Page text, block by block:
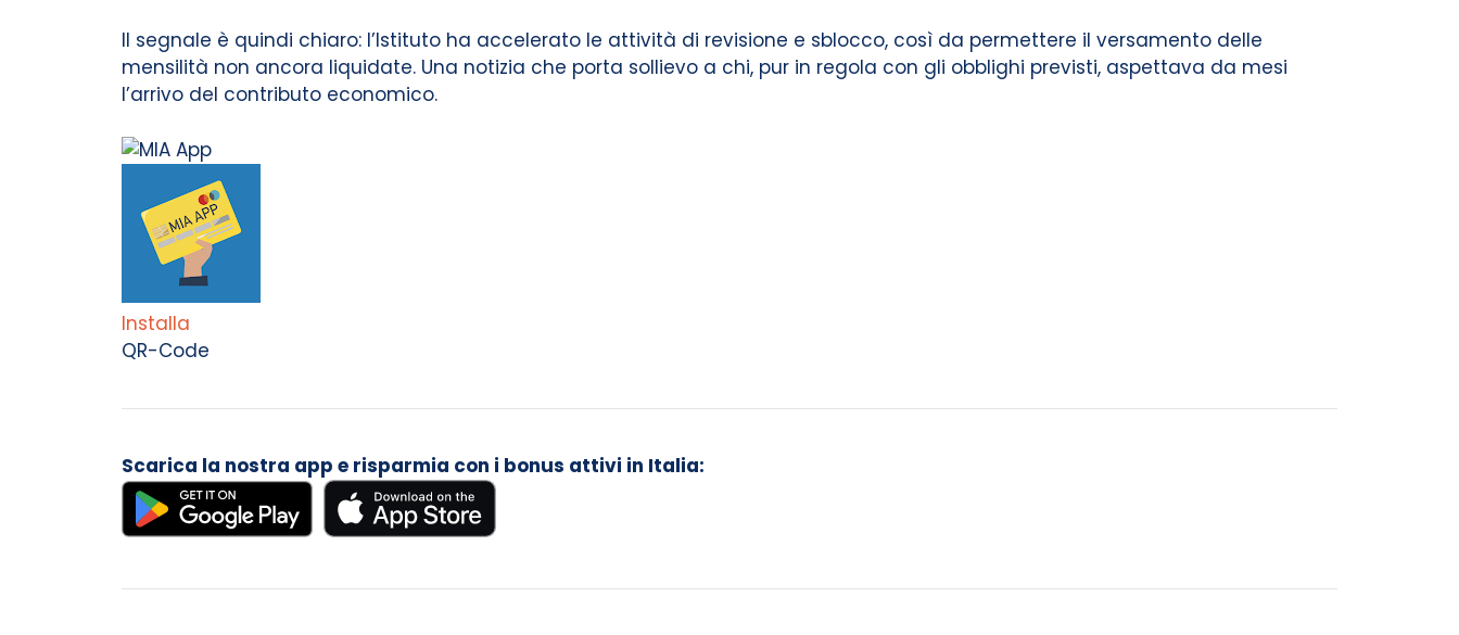
Il segnale è quindi chiaro: l’Istituto ha accelerato le attività di revisione e sblocco, così da permettere il versamento delle
mensilità non ancora liquidate. Una notizia che porta sollievo a chi, pur in regola con gli obblighi previsti, aspettava da mesi
l’arrivo del contributo economico.
Installa
QR-Code
Scarica la nostra app e risparmia con i bonus attivi in Italia: